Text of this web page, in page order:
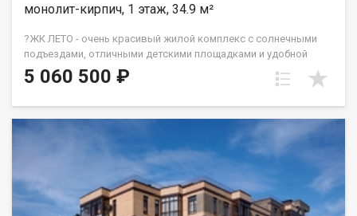
монолит-кирпич, 1 этаж, 34.9 м²
?ЖК ЛЕТО - очень красивый жилой комплекс с солнечными
подъездами, отличными детскими площадками и удобной
инфраструктурой. ☝️Более 10 видов планировок и Вы
сможете подобрать квартиру любой площади от небольшой
Все квартиры свободной планировки, в получистовой
отделке. ? Каждому покупателю дизайн – проект в подарок!
Весь ЖК уже сдан! ☎️ 733-333. ДомСтрой
5 060 500 ₽